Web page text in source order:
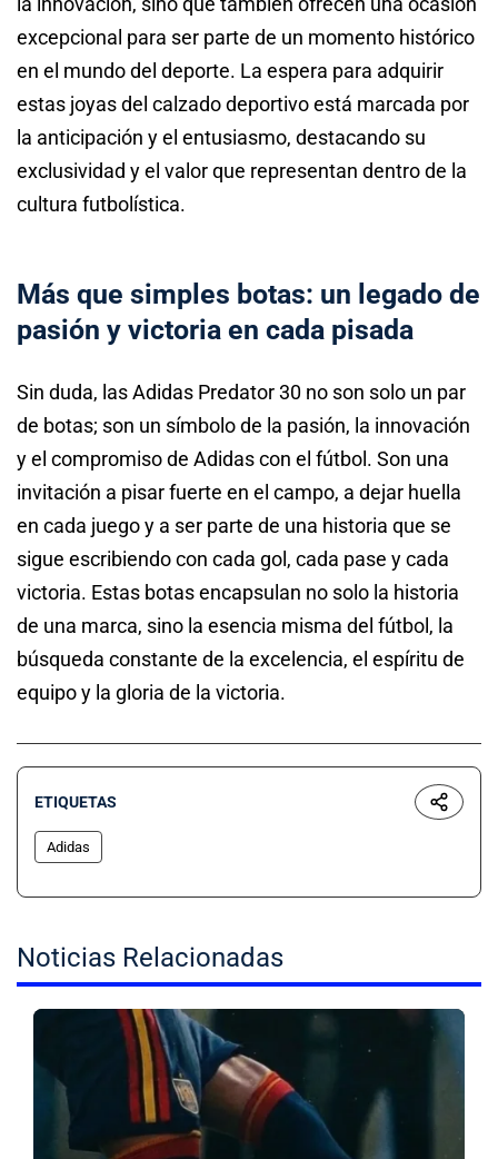
excepcional para ser parte de un momento histórico
en el mundo del deporte. La espera para adquirir
estas joyas del calzado deportivo está marcada por
la anticipación y el entusiasmo, destacando su
exclusividad y el valor que representan dentro de la
cultura futbolística.
Más que simples botas: un legado de
pasión y victoria en cada pisada
Sin duda, las Adidas Predator 30 no son solo un par
de botas; son un símbolo de la pasión, la innovación
y el compromiso de Adidas con el fútbol. Son una
invitación a pisar fuerte en el campo, a dejar huella
en cada juego y a ser parte de una historia que se
sigue escribiendo con cada gol, cada pase y cada
victoria. Estas botas encapsulan no solo la historia
de una marca, sino la esencia misma del fútbol, la
búsqueda constante de la excelencia, el espíritu de
equipo y la gloria de la victoria.
ETIQUETAS
Adidas
Noticias Relacionadas